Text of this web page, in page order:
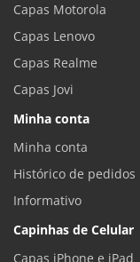
Capas Motorola
Capas Lenovo
Capas Realme
Capas Jovi
Minha conta
Minha conta
Histórico de pedidos
Informativo
Capinhas de Celular
Capas iPhone e iPad